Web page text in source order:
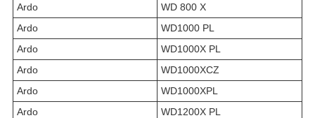
Ardo
WD 800 X
Ardo
WD1000 PL
Ardo
WD1000X PL
Ardo
WD1000XCZ
Ardo
WD1000XPL
Ardo
WD1200X PL